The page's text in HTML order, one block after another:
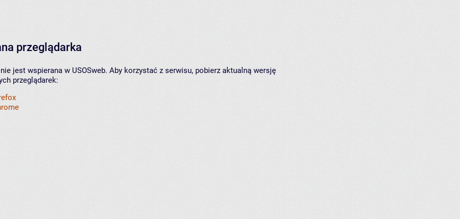
przeglądarka
jest wspierana w USOSweb. Aby korzystać z serwisu, pobierz aktualną wersję
przeglądarek: